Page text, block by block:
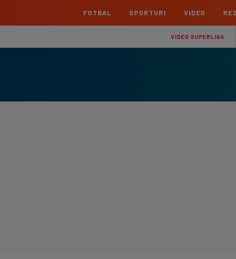
FOTBAL SPORTURI VIDEO
VIDEO SUPERLIGA